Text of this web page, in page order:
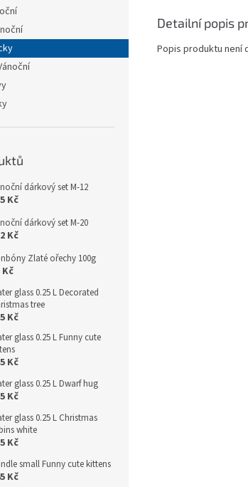
dárkový set M-12
Kč
dárkový set M-20
Kč
Zlaté ořechy 100g
Kč
glass 0.25 L Decorated
tree
Kč
glass 0.25 L Funny cute
Kč
glass 0.25 L Dwarf hug
Kč
glass 0.25 L Christmas
white
Kč
small Funny cute kittens
Kč
Detailní popis
Popis produktu není